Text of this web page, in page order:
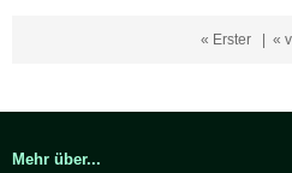
« Erster «
Mehr über...